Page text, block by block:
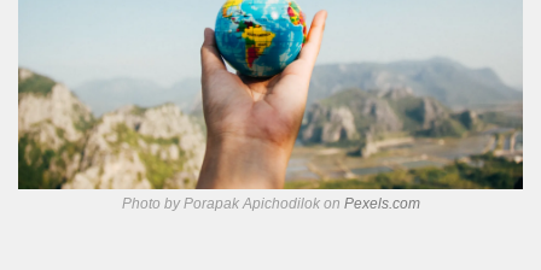
Photo by Porapak Apichodilok on Pexels.com